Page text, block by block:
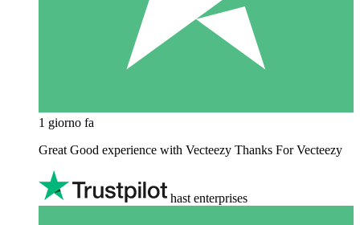
1 giorno fa
Great Good experience with Vecteezy Thanks For Vecteezy
hast enterprises